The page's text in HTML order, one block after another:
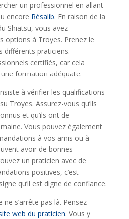
un professionnel en allant
encore Résalib. En raison de la
Shiatsu, vous avez
options à Troyes. Prenez le
différents praticiens.
certifiés, car cela
une formation adéquate.
à vérifier les qualifications
Troyes. Assurez-vous qu’ils
et qu’ils ont de
Vous pouvez également
à vos amis ou à
avoir de bonnes
un praticien avec de
positives, c’est
qu’il est digne de confiance.
s’arrête pas là. Pensez
web du praticien. Vous y